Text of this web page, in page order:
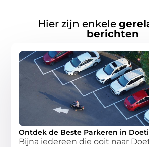
Hier zijn enkele
berichten
Ontdek de Beste Parkeren in
Bijna iedereen die ooit naar